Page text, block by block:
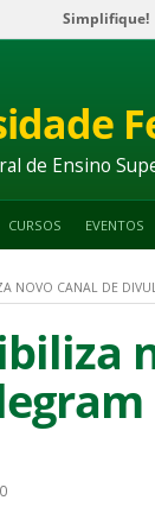
Simplifique!
de Ensino
CURSOS EVENTOS
NOVO CANAL DE